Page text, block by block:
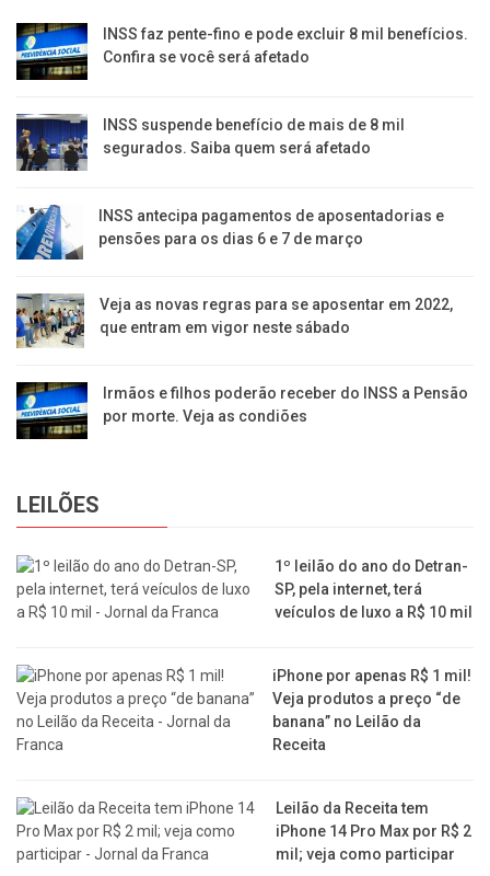
INSS faz pente-fino e pode excluir 8 mil benefícios.
Confira se você será afetado
INSS suspende benefício de mais de 8 mil
segurados. Saiba quem será afetado
INSS antecipa pagamentos de aposentadorias e
pensões para os dias 6 e 7 de março
Veja as novas regras para se aposentar em 2022,
que entram em vigor neste sábado
Irmãos e filhos poderão receber do INSS a Pensão
por morte. Veja as condiões
LEILÕES
1º leilão do ano do Detran-
SP, pela internet, terá
veículos de luxo a R$ 10 mil
iPhone por apenas R$ 1 mil!
Veja produtos a preço “de
banana” no Leilão da
Receita
Leilão da Receita tem
iPhone 14 Pro Max por R$ 2
mil; veja como participar